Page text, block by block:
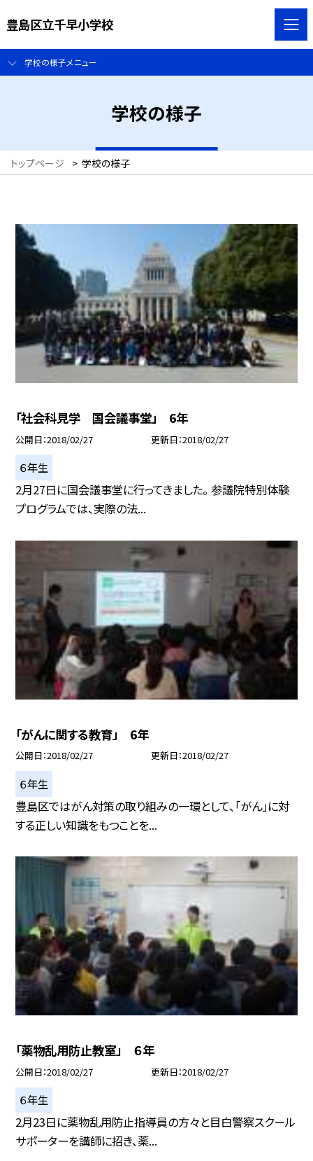
豊島区立千早小学校
学校の様子メニュー
学校の様子
トップページ > 学校の様子
「社会科見学 国会議事堂」 6年
公開日 2018/02/27 更新日 2018/02/27
６年生
2月27日に国会議事堂に行ってきました。 参議院特別体験
プログラムでは、実際の法...
「がんに関する教育」 6年
公開日 2018/02/27 更新日 2018/02/27
６年生
豊島区ではがん対策の取り組みの一環として、「がん」に対
する正しい知識をもつことを...
「薬物乱用防止教室」 ６年
公開日 2018/02/27 更新日 2018/02/27
６年生
2月23日に薬物乱用防止指導員の方々と目白警察スクール
サポーターを講師に招き、薬...